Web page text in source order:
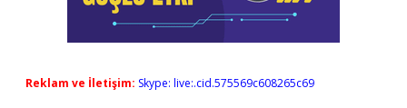
Reklam ve İletişim: Skype: live:.cid.575569c608265c69